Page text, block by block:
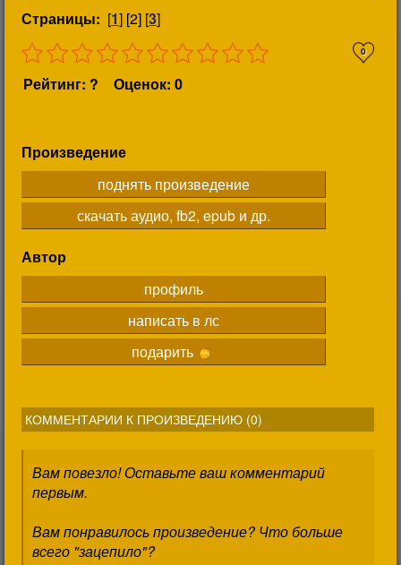
Страницы: [1] [2] [3]
0
Рейтинг: ? Оценок: 0
Произведение
поднять произведение
скачать аудио, fb2, epub и др.
Автор
профиль
написать в лс
подарить
КОММЕНТАРИИ К ПРОИЗВЕДЕНИЮ (0)
Вам повезло! Оставьте ваш комментарий
первым.
Вам понравилось произведение? Что больше
всего "зацепило"?